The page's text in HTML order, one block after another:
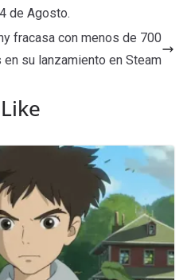
de Agosto.
fracasa con menos de 700
su lanzamiento en Steam